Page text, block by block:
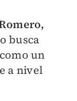
busca
un
a nivel